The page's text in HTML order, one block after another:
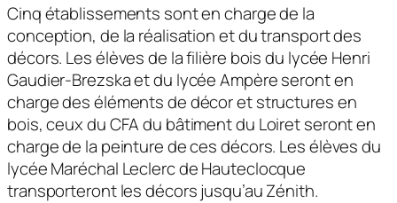
Cinq établissements sont en charge de la
conception, de la réalisation et du transport des
décors. Les élèves de la filière bois du lycée Henri
Gaudier-Brezska et du lycée Ampère seront en
charge des éléments de décor et structures en
bois, ceux du CFA du bâtiment du Loiret seront en
charge de la peinture de ces décors. Les élèves du
lycée Maréchal Leclerc de Hauteclocque
transporteront les décors jusqu’au Zénith.